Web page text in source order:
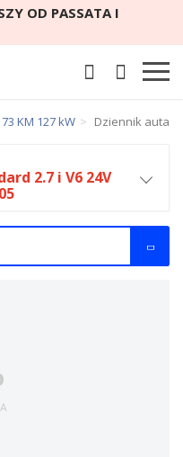
OD PASSATA I
KM 127 kW Dziennik auta
2.7 i V6 24V